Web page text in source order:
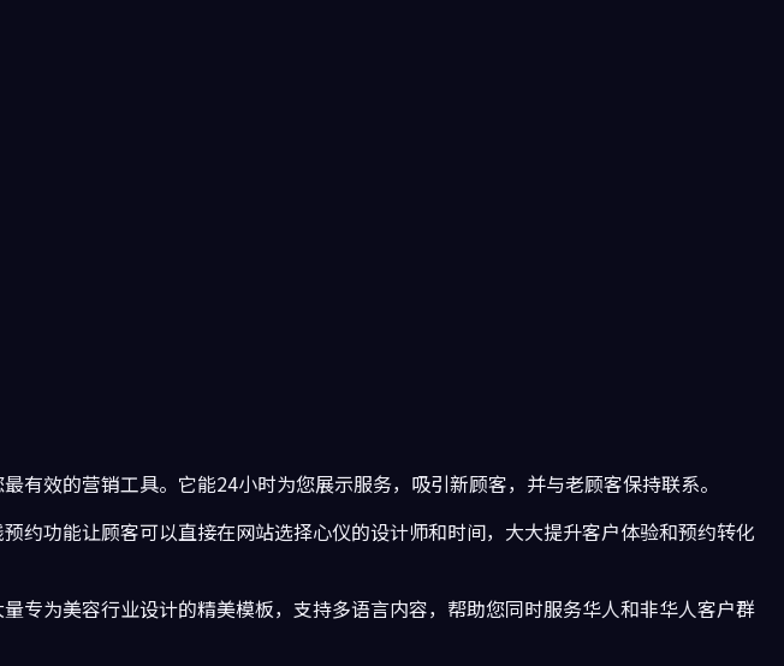
效的营销工具。它能24小时为您展示服务，吸引新顾客，并与老顾客保持联系。
约功能让顾客可以直接在网站选择心仪的设计师和时间，大大提升客户体验和预约转化
专为美容行业设计的精美模板，支持多语言内容，帮助您同时服务华人和非华人客户群